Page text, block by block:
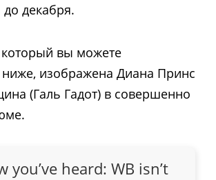
до декабря.
который вы можете
ниже, изображена Диана Принс
(Галь Гадот) в совершенно
you’ve heard: WB isn’t